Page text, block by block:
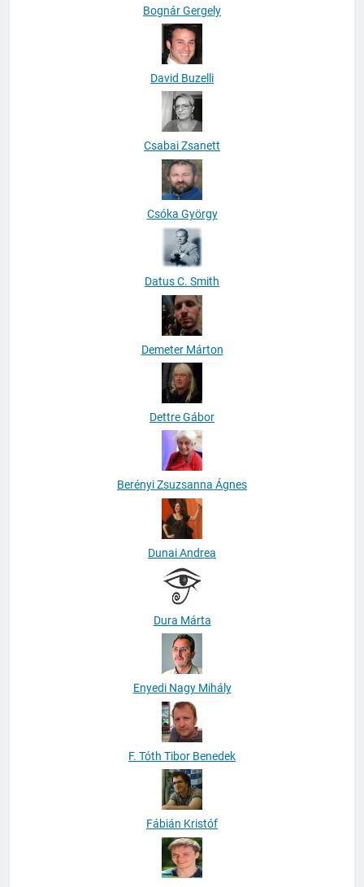
Bognár Gergely
David Buzelli
Csabai Zsanett
Csóka György
Datus C. Smith
Demeter Márton
Dettre Gábor
Berényi Zsuzsanna Ágnes
Dunai Andrea
Dura Márta
Enyedi Nagy Mihály
F. Tóth Tibor Benedek
Fábián Kristóf